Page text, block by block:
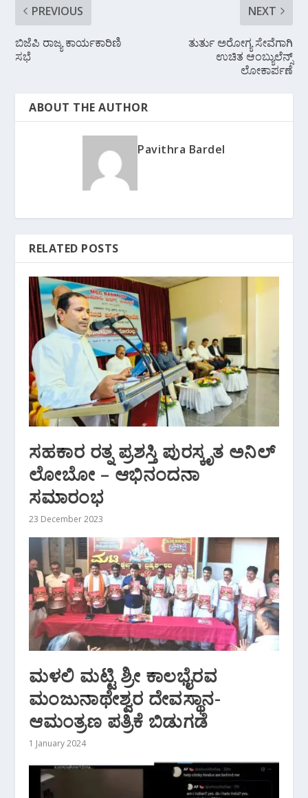
PREVIOUS
ಬಿಜೆಪಿ ರಾಜ್ಯ ಕಾರ್ಯಕಾರಿಣಿ
ಸಭೆ
NEXT
ತುರ್ತು ಅರೋಗ್ಯ ಸೇವೆಗಾಗಿ
ಉಚಿತ ಆಂಬ್ಯುಲೆನ್ಸ್
ಲೋಕಾರ್ಪಣೆ
ABOUT THE AUTHOR
Pavithra Bardel
RELATED POSTS
ಸಹಕಾರ ರತ್ನ ಪ್ರಶಸ್ತಿ ಪುರಸ್ಕೃತ ಅನಿಲ್‌
ಲೋಬೋ – ಆಭಿನಂದನಾ
ಸಮಾರಂಭ
23 December 2023
ಮಳಲಿ ಮಟ್ಟಿ ಶ್ರೀ ಕಾಲಭೈರವ
ಮಂಜುನಾಥೇಶ್ವರ ದೇವಸ್ಥಾನ-
ಆಮಂತ್ರಣ ಪತ್ರಿಕೆ ಬಿಡುಗಡೆ
1 January 2024